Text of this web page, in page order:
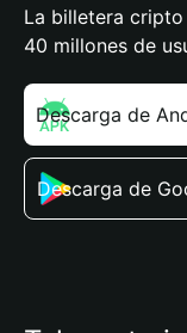
La billetera
40 millones de
Descarga de
Descarga de